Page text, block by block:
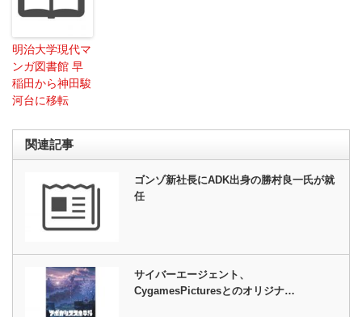
明治大学現代マ
ンガ図書館 早
稲田から神田駿
河台に移転
関連記事
ゴンゾ新社長にADK出身の勝村良一氏が就
任
サイバーエージェント、
CygamesPicturesとのオリジナ…